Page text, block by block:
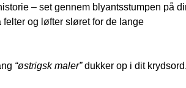
– set gennem blyantsstumpen på
og løfter sløret for de lange
“østrigsk maler”dukker op i dit